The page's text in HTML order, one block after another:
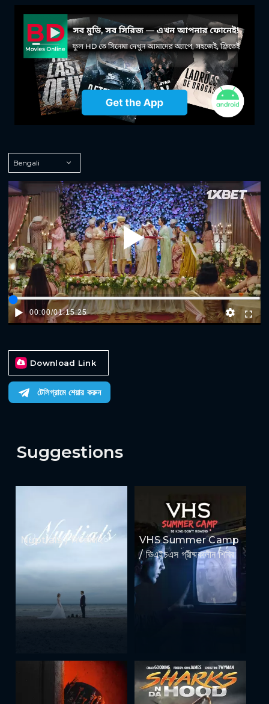
Play
00:00/01:15:25
Download Link
টেলিগ্রামে শেয়ার করুন
Suggestions
Nuptials / নিউজীয়াহ
VHS Summer Camp
/ ভিএইচএস গ্রীষ্মকালীন শিবির